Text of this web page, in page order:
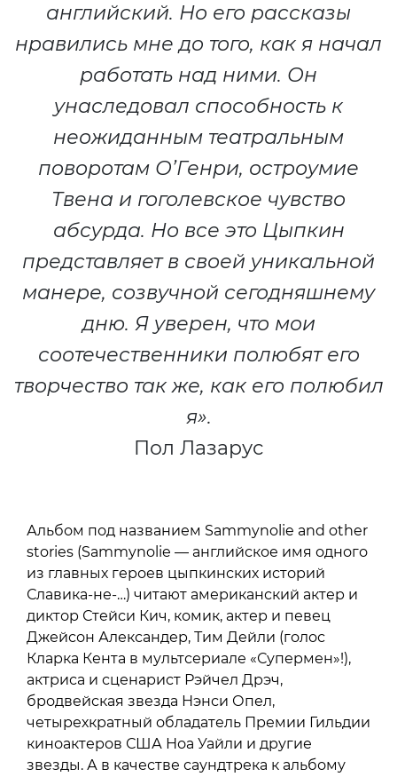
английский. Но его рассказы
нравились мне до того, как я начал
работать над ними. Он
унаследовал способность к
неожиданным театральным
поворотам О’Генри, остроумие
Твена и гоголевское чувство
абсурда. Но все это Цыпкин
представляет в своей уникальной
манере, созвучной сегодняшнему
дню. Я уверен, что мои
соотечественники полюбят его
творчество так же, как его полюбил
я».
Пол Лазарус
Альбом под названием Sammynolie and other
stories (Sammynolie — английское имя одного
из главных героев цыпкинских историй
Славика-не-…) читают американский актер и
диктор Стейси Кич, комик, актер и певец
Джейсон Александер, Тим Дейли (голос
Кларка Кента в мультсериале «Супермен»!),
актриса и сценарист Рэйчел Дрэч,
бродвейская звезда Нэнси Опел,
четырехкратный обладатель Премии Гильдии
киноактеров США Ноа Уайли и другие
звезды. А в качестве саундтрека к альбому